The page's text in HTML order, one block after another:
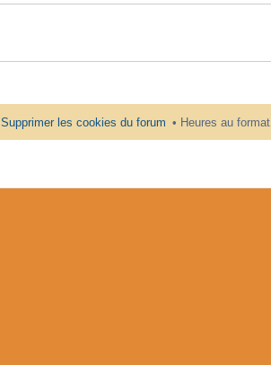
Heures au format
Supprimer les cookies du forum